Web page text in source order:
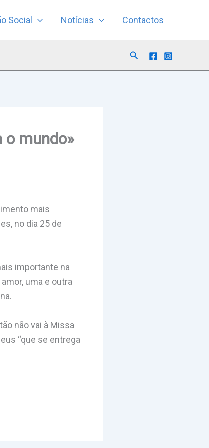
Social Notícias Contactos
Search
o mundo»
mais
no dia 25 de
importante na
uma e outra
não vai à Missa
“que se entrega